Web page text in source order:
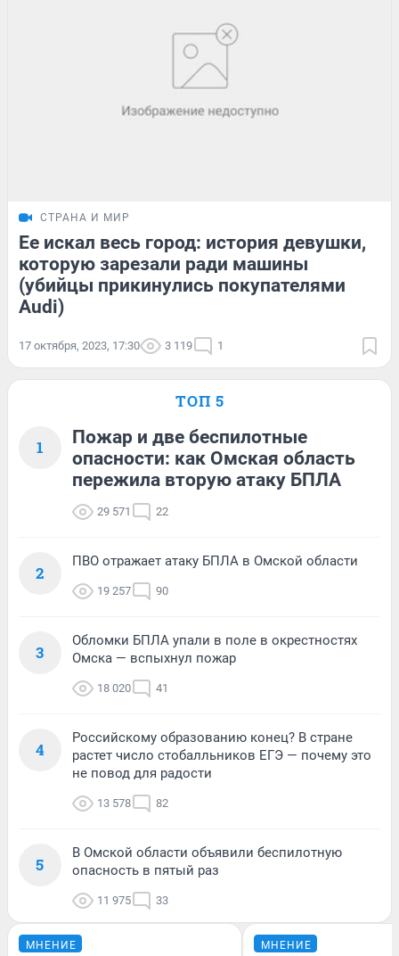
СТРАНА И МИР
Ее искал весь город: история девушки,
которую зарезали ради машины
(убийцы прикинулись покупателями
Audi)
17 октября, 2023, 17:30 3 119 1
ТОП 5
1
Пожар и две беспилотные
опасности: как Омская область
пережила вторую атаку БПЛА
29 571 22
2
ПВО отражает атаку БПЛА в Омской области
19 257 90
3
Обломки БПЛА упали в поле в окрестностях
Омска — вспыхнул пожар
18 020 41
4
Российскому образованию конец? В стране
растет число стобалльников ЕГЭ — почему это
не повод для радости
13 578 82
5
В Омской области объявили беспилотную
опасность в пятый раз
11 975 33
МНЕНИЕ МНЕНИЕ